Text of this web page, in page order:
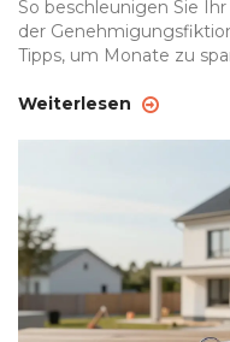
So beschleunigen Sie
der
Tipps, um Monate zu
Weiterlesen